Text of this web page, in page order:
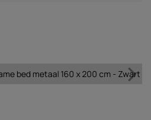
bed metaal 160 x 200 cm - Zwart